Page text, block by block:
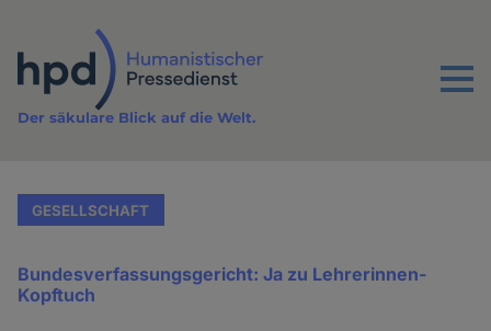
Inhalt
Menu
Der säkulare Blick auf die Welt.
GESELLSCHAFT
Bundesverfassungsgericht: Ja zu Lehrerinnen-
Kopftuch